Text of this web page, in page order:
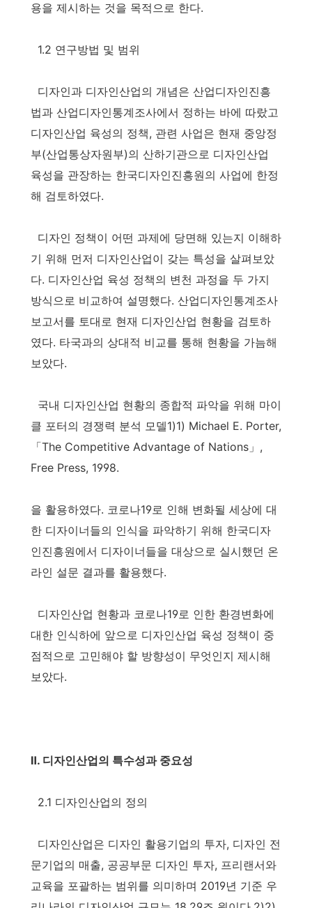
용을 제시하는 것을 목적으로 한다.
1.2 연구방법 및 범위
디자인과 디자인산업의 개념은 산업디자인진흥
법과 산업디자인통계조사에서 정하는 바에 따랐고
디자인산업 육성의 정책, 관련 사업은 현재 중앙정
부(산업통상자원부)의 산하기관으로 디자인산업
육성을 관장하는 한국디자인진흥원의 사업에 한정
해 검토하였다.
디자인 정책이 어떤 과제에 당면해 있는지 이해하
기 위해 먼저 디자인산업이 갖는 특성을 살펴보았
다. 디자인산업 육성 정책의 변천 과정을 두 가지
방식으로 비교하여 설명했다. 산업디자인통계조사
보고서를 토대로 현재 디자인산업 현황을 검토하
였다. 타국과의 상대적 비교를 통해 현황을 가늠해
보았다.
국내 디자인산업 현황의 종합적 파악을 위해 마이
클 포터의 경쟁력 분석 모델1)1) Michael E. Porter,
「The Competitive Advantage of Nations」,
Free Press, 1998.
을 활용하였다. 코로나19로 인해 변화될 세상에 대
한 디자이너들의 인식을 파악하기 위해 한국디자
인진흥원에서 디자이너들을 대상으로 실시했던 온
라인 설문 결과를 활용했다.
디자인산업 현황과 코로나19로 인한 환경변화에
대한 인식하에 앞으로 디자인산업 육성 정책이 중
점적으로 고민해야 할 방향성이 무엇인지 제시해
보았다.
Ⅱ. 디자인산업의 특수성과 중요성
2.1 디자인산업의 정의
디자인산업은 디자인 활용기업의 투자, 디자인 전
문기업의 매출, 공공부문 디자인 투자, 프리랜서와
교육을 포괄하는 범위를 의미하며 2019년 기준 우